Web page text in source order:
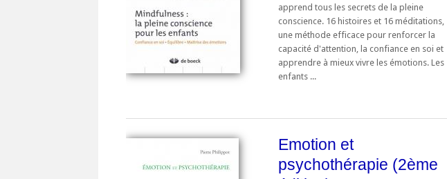
apprend tous les secrets de la pleine
conscience. 16 histoires et 16 méditations,
une méthode efficace pour renforcer la
capacité d'attention, la confiance en soi et
apprendre à mieux vivre les émotions. Les
enfants ...
Emotion et
psychothérapie (2ème